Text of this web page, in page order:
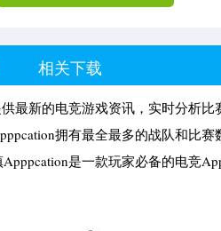
相关下载
最新的电竞游戏资讯，实时分析
拥有最全最多的战队和比
是一款玩家必备的电竞